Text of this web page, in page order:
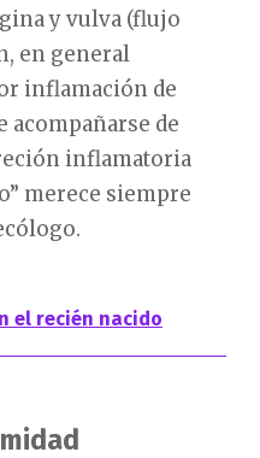
y vulva (flujo
en general
inflamación de
acompañarse de
inflamatoria
merece siempre
el recién nacido